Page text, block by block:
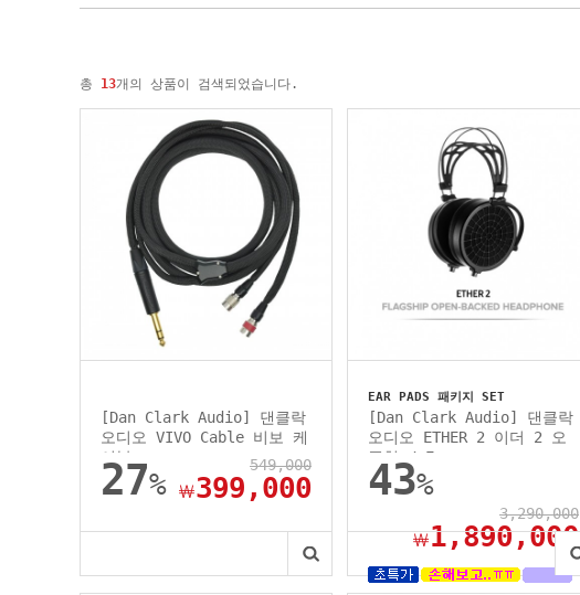
총 13개의 상품이 검색되었습니다.
[Dan Clark Audio] 댄클락
오디오 VIVO Cable 비보 케
이블
27%
549,000
￦399,000
EAR PADS 패키지 SET
[Dan Clark Audio] 댄클락
오디오 ETHER 2 이더 2 오
픈형 / E...
43%
3,290,000
￦1,890,000